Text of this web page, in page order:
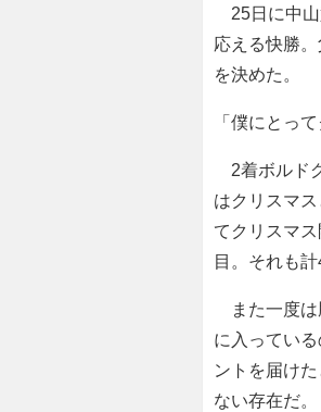
25日に中山
応える快勝
を決めた。
「僕にとっ
2着ボルド
はクリスマ
てクリスマ
目。それも
また一度は
に入ってい
ントを届け
ない存在だ。